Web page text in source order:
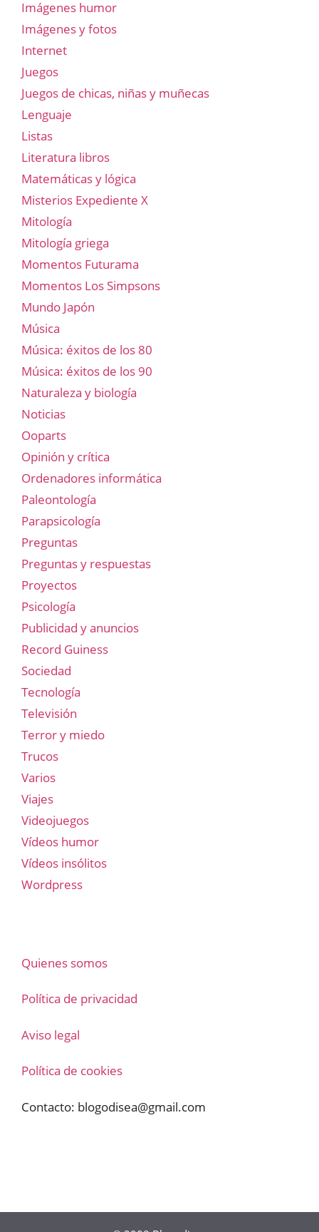
Imágenes humor
Imágenes y fotos
Internet
Juegos
Juegos de chicas, niñas y muñecas
Lenguaje
Listas
Literatura libros
Matemáticas y lógica
Misterios Expediente X
Mitología
Mitología griega
Momentos Futurama
Momentos Los Simpsons
Mundo Japón
Música
Música: éxitos de los 80
Música: éxitos de los 90
Naturaleza y biología
Noticias
Ooparts
Opinión y crítica
Ordenadores informática
Paleontología
Parapsicología
Preguntas
Preguntas y respuestas
Proyectos
Psicología
Publicidad y anuncios
Record Guiness
Sociedad
Tecnología
Televisión
Terror y miedo
Trucos
Varios
Viajes
Videojuegos
Vídeos humor
Vídeos insólitos
Wordpress
Quienes somos
Política de privacidad
Aviso legal
Política de cookies
Contacto: blogodisea@gmail.com